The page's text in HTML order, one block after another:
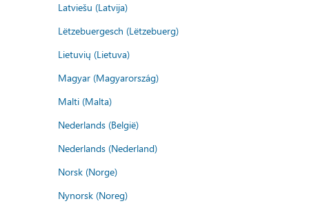
Latviešu (Latvija)
Lëtzebuergesch (Lëtzebuerg)
Lietuvių (Lietuva)
Magyar (Magyarország)
Malti (Malta)
Nederlands (België)
Nederlands (Nederland)
Norsk (Norge)
Nynorsk (Noreg)